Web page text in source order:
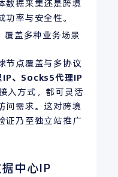
数据采集还是跨境
率与安全性。
覆盖多种业务场景
节点覆盖与多协议
IP、Socks5代理IP
入方式，都可灵活
问需求。这对跨境
证乃至独立站推广
中心IP